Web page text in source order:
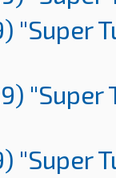
"Super
"Super
"Super